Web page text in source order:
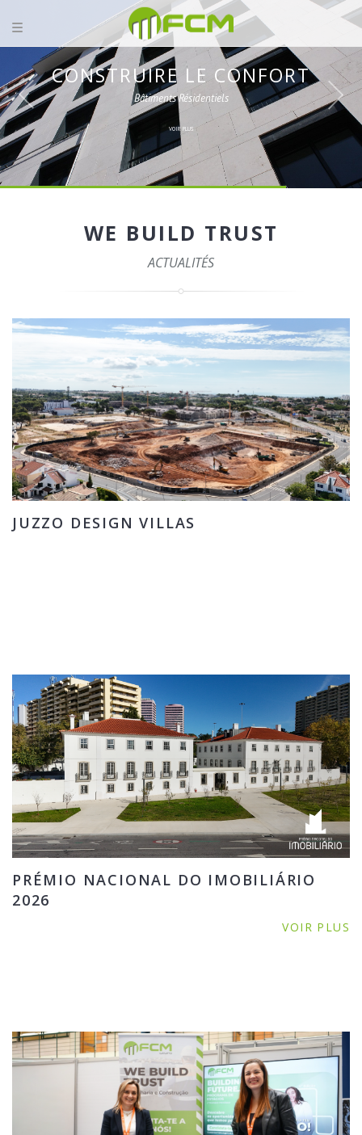
CONSTRUIRE LE CONFORT
Bâtiments Résidentiels
VOIR PLUS
WE BUILD TRUST
ACTUALITÉS
JUZZO DESIGN VILLAS
PRÉMIO NACIONAL DO IMOBILIÁRIO
2026
VOIR PLUS